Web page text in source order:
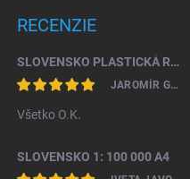
RECENZIE
SLOVENSKO PLASTICKÁ RELIÉFNA MAPA 1: 450 000
JAROMÍR GAŽO
Všetko O.K.
SLOVENSKO 1: 100 000 A4